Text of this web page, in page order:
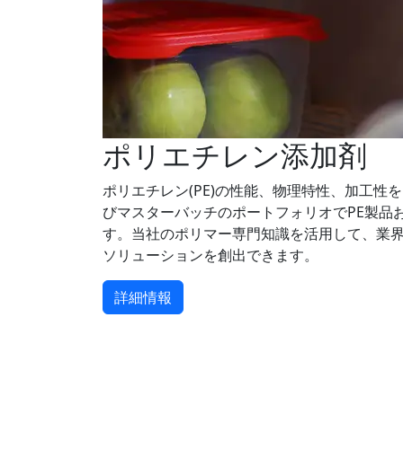
ポリエチレン添加剤
ポリエチレン(PE)の性能、物理特性、加工性
びマスターバッチのポートフォリオでPE製品
す。当社のポリマー専門知識を活用して、業
ソリューションを創出できます。
詳細情報